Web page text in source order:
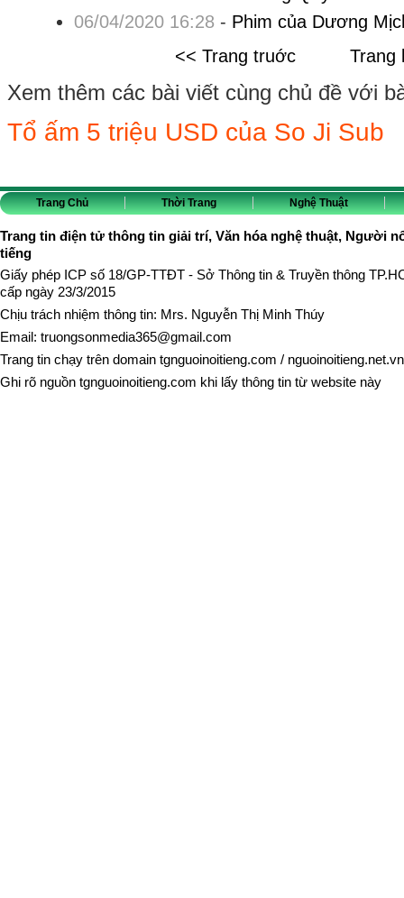
06/04/2020 16:28 - Phim của Dương
<< Trang truớc
Trang
Xem thêm các bài viết cùng chủ đề với
Tổ ấm 5 triệu USD của So Ji Sub
Trang Chủ Thời Trang Nghệ Thuật
Trang tin điện tử thông tin giải trí, Văn hóa nghệ thuật, Người
tiếng
Giấy phép ICP số 18/GP-TTĐT - Sở Thông tin & Truyền thông
cấp ngày 23/3/2015
Chịu trách nhiệm thông tin: Mrs. Nguyễn Thị Minh Thúy
Email: truongsonmedia365@gmail.com
Trang tin chạy trên domain tgnguoinoitieng.com / nguoinoitieng.net.vn
Ghi rõ nguồn tgnguoinoitieng.com khi lấy thông tin từ website này